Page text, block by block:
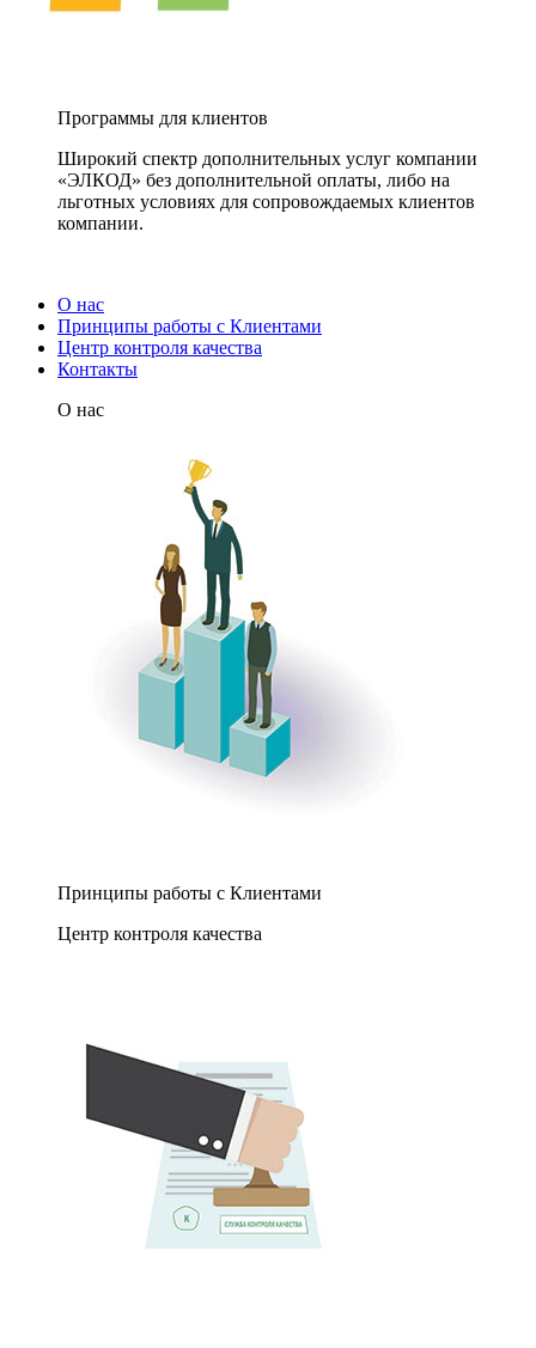
Программы для клиентов
Широкий спектр дополнительных услуг компании
«ЭЛКОД» без дополнительной оплаты, либо на
льготных условиях для сопровождаемых клиентов
компании.
О нас
Принципы работы с Клиентами
Центр контроля качества
Контакты
О нас
Принципы работы с Клиентами
Центр контроля качества